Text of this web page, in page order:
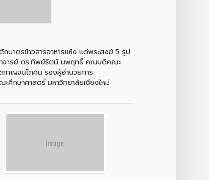
บาตรข้าวสารอาหารแห้ง แด่พระสงฆ์ 5 รูป
าจารย์ ดร.ทิพย์รัตน์ นพฤทธิ์ คณบดีคณะ
กาญจนโภคิน รองผู้อำนวยการ
ศึกษาศาสตร์ มหาวิทยาลัยเชียงใหม่